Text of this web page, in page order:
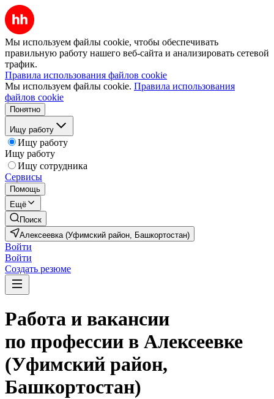
Мы используем файлы cookie, чтобы обеспечивать
правильную работу нашего веб-сайта и анализировать сетевой
трафик.
Правила использования файлов cookie
Мы используем файлы cookie. Правила использования
файлов cookie
Понятно
Ищу работу
Ищу работу
Ищу работу
Ищу сотрудника
Сервисы
Помощь
Ещё
Поиск
Алексеевка (Уфимский район, Башкортостан)
Войти
Войти
Создать резюме
Работа и вакансии
по профессии в Алексеевке
(Уфимский район,
Башкортостан)